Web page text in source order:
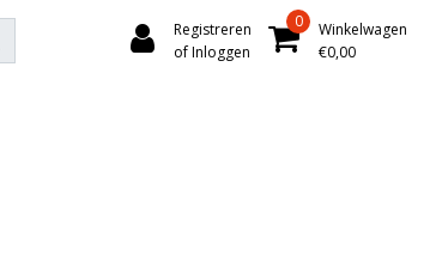
Registreren
of Inloggen
0
Winkelwagen
€0,00